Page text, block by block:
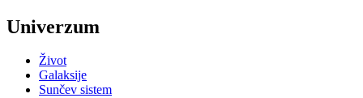
Univerzum
Život
Galaksije
Sunčev sistem